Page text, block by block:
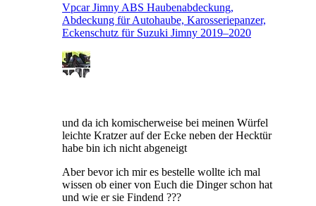
Vpcar Jimny ABS Haubenabdeckung,
Abdeckung für Autohaube, Karosseriepanzer,
Eckenschutz für Suzuki Jimny 2019–2020
und da ich komischerweise bei meinen Würfel
leichte Kratzer auf der Ecke neben der Hecktür
habe bin ich nicht abgeneigt
Aber bevor ich mir es bestelle wollte ich mal
wissen ob einer von Euch die Dinger schon hat
und wie er sie Findend ???